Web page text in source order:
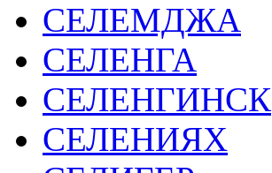
СЕЛЕМДЖА
СЕЛЕНГА
СЕЛЕНГИНСК
СЕЛЕНИЯХ